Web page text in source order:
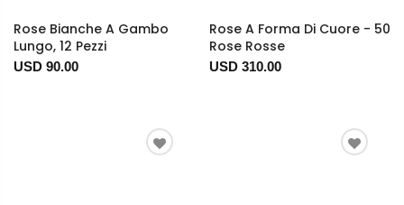
Rose Bianche A Gambo
Lungo, 12 Pezzi
USD 90.00
Rose A Forma Di Cuore - 50
Rose Rosse
USD 310.00